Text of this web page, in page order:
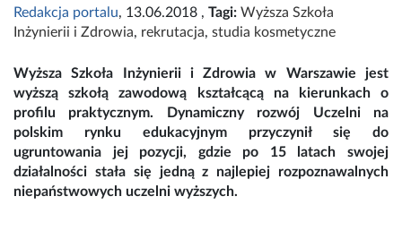
Redakcja portalu, 13.06.2018 , Tagi: Wyższa Szkoła
Inżynierii i Zdrowia, rekrutacja, studia kosmetyczne
Wyższa Szkoła Inżynierii i Zdrowia w Warszawie jest
wyższą szkołą zawodową kształcącą na kierunkach o
profilu praktycznym. Dynamiczny rozwój Uczelni na
polskim rynku edukacyjnym przyczynił się do
ugruntowania jej pozycji, gdzie po 15 latach swojej
działalności stała się jedną z najlepiej rozpoznawalnych
niepaństwowych uczelni wyższych.